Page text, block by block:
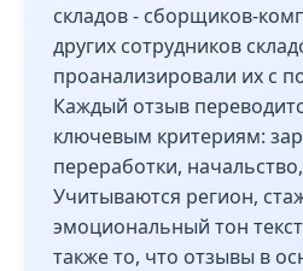
складов - сборщиков-
других сотрудников
проанализировали их с
Каждый отзыв
ключевым критериям:
переработки,
Учитываются регион,
эмоциональный тон
также то, что отзывы в